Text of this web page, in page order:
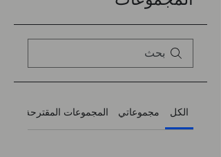
الكل مجموعاتي المجموعات المقترحة